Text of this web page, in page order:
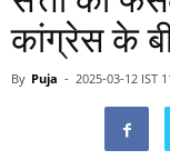
कांग्रेस के
By Puja - 2025-03-12 IST